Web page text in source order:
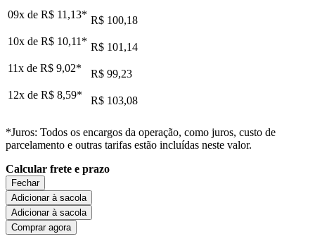
09x de R$ 11,13* R$ 100,18
10x de R$ 10,11 * R$ 101,14
11x de R$ 9,02*
R$ 99,23
12x de R$ 8,59* R$ 103,08
*Juros: Todos os encargos da operação, como juros, custo de
parcelamento e outras tarifas estão incluídas neste valor.
Calcular frete e prazo
Fechar
Adicionar à sacola
Adicionar à sacola
Comprar agora